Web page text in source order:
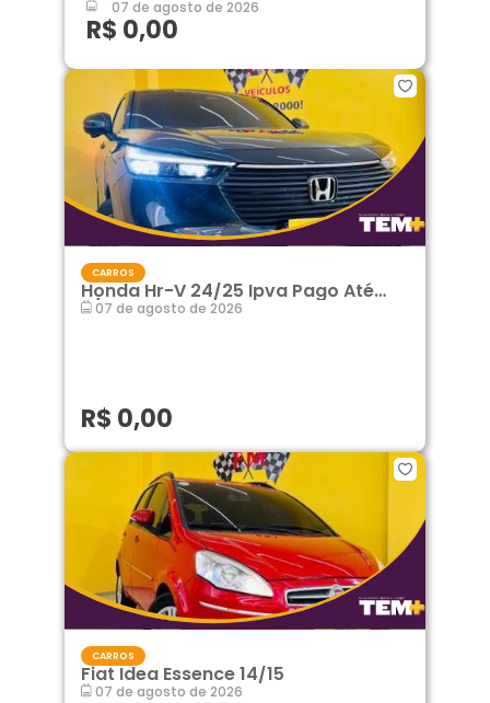
07 de agosto de 2026
R$ 0,00
CARROS
Honda Hr-V 24/25 Ipva Pago Até
6/27
07 de agosto de 2026
R$ 0,00
CARROS
Fiat Idea Essence 14/15
07 de agosto de 2026